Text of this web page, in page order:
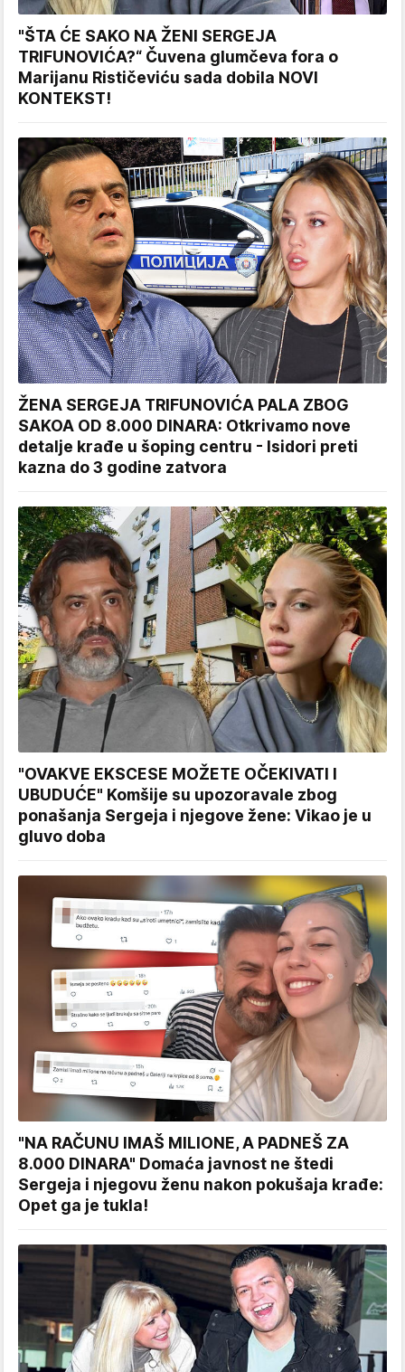
"ŠTA ĆE SAKO NA ŽENI SERGEJA
TRIFUNOVIĆA?“ Čuvena glumčeva fora o
Marijanu Rističeviću sada dobila NOVI
KONTEKST!
ŽENA SERGEJA TRIFUNOVIĆA PALA ZBOG
SAKOA OD 8.000 DINARA: Otkrivamo nove
detalje krađe u šoping centru - Isidori preti
kazna do 3 godine zatvora
"OVAKVE EKSCESE MOŽETE OČEKIVATI I
UBUDUĆE" Komšije su upozoravale zbog
ponašanja Sergeja i njegove žene: Vikao je u
gluvo doba
"NA RAČUNU IMAŠ MILIONE, A PADNEŠ ZA
8.000 DINARA" Domaća javnost ne štedi
Sergeja i njegovu ženu nakon pokušaja krađe:
Opet ga je tukla!